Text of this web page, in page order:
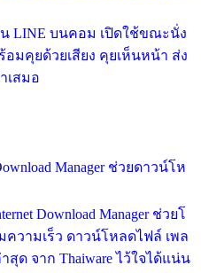
LINE บนคอม เปิดใช้ขณะนั่ง
มคุยด้วยเสียง คุยเห็นหน้า ส่ง
เสมอ
Manager ช่วยดาวน์โห
Download Manager ช่วยโ
ความเร็ว ดาวน์โหลดไฟล์ เพล
ด จาก Thaiware ไว้ใจได้แน่น